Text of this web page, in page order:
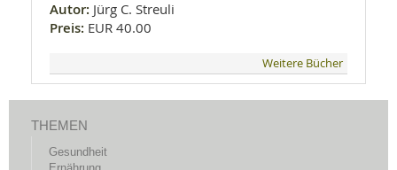
Autor: Jürg C. Streuli
Preis: EUR 40.00
Weitere Bücher
THEMEN
Gesundheit